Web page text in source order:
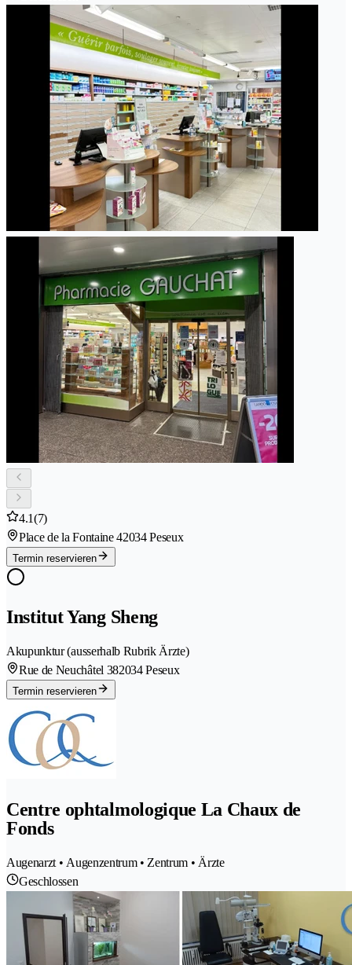
4.1(7)
Place de la Fontaine 42034 Peseux
Termin reservieren
Institut Yang Sheng
Akupunktur (ausserhalb Rubrik Ärzte)
Rue de Neuchâtel 382034 Peseux
Termin reservieren
Centre ophtalmologique La Chaux de
Fonds
Augenarzt • Augenzentrum • Zentrum • Ärzte
Geschlossen